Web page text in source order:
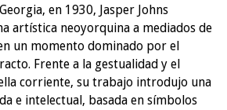
en 1930, Jasper Johns
artística neoyorquina a mediados de
un momento dominado por el
Frente a la gestualidad y el
corriente, su trabajo introdujo una
e intelectual, basada en símbolos